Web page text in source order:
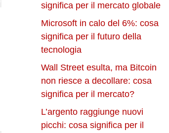
significa per il mercato globale
Microsoft in calo del 6%: cosa
significa per il futuro della
tecnologia
Wall Street esulta, ma Bitcoin
non riesce a decollare: cosa
significa per il mercato?
L’argento raggiunge nuovi
picchi: cosa significa per il